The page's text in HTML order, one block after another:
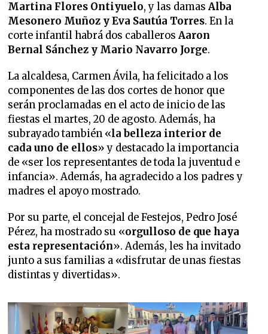
Martina Flores Ontiyuelo, y las damasAlba
Mesonero Muñoz y Eva Sautúa Torres. En la
corte infantil habrá dos caballerosAaron
Bernal Sánchez y Mario Navarro Jorge.
La alcaldesa, Carmen Ávila, ha felicitado a los
componentes de las dos cortes de honor que
serán proclamadas en el acto de inicio de las
fiestas el martes, 20 de agosto. Además, ha
subrayado también «la belleza interior de
cada uno de ellos» y destacado la importancia
de «ser los representantes de toda la juventud e
infancia». Además, ha agradecido a los padres y
madres el apoyo mostrado.
Por su parte, el concejal de Festejos, Pedro José
Pérez, ha mostrado su «orgulloso de que haya
esta representación». Además, les ha invitado
junto a sus familias a «disfrutar de unas fiestas
distintas y divertidas».